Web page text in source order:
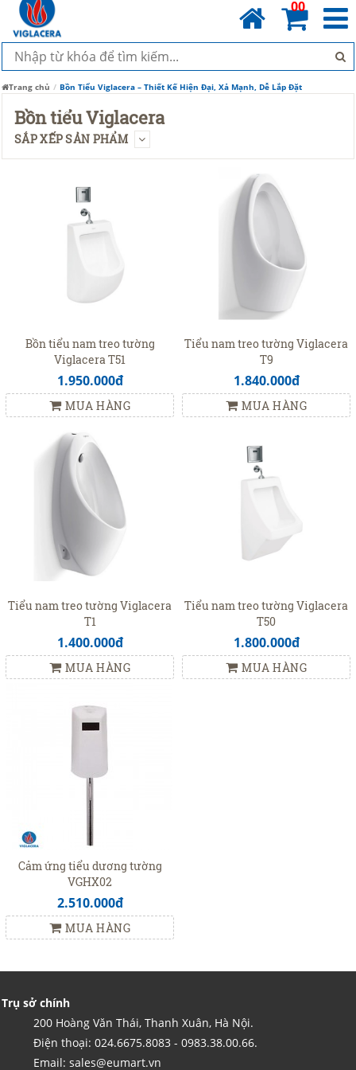
00
Trang chủ Bồn Tiểu Viglacera – Thiết Kế Hiện Đại, Xả Mạnh, Dễ Lắp Đặt
Bồn tiểu Viglacera
SẮP XẾP SẢN PHẨM
Bồn tiểu nam treo tường
Viglacera T51
1.950.000đ
MUA HÀNG
Tiểu nam treo tường Viglacera
T9
1.840.000đ
MUA HÀNG
Tiểu nam treo tường Viglacera
T1
1.400.000đ
MUA HÀNG
Tiểu nam treo tường Viglacera
T50
1.800.000đ
MUA HÀNG
Cảm ứng tiểu dương tường
VGHX02
2.510.000đ
MUA HÀNG
Trụ sở chính
200 Hoàng Văn Thái, Thanh Xuân, Hà Nội.
Điện thoại: 024.6675.8083 - 0983.38.00.66.
Email: sales@eumart.vn